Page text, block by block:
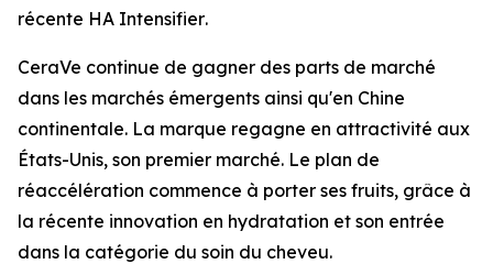
récente HA Intensifier.
CeraVe continue de gagner des parts de marché
dans les marchés émergents ainsi qu'en Chine
continentale. La marque regagne en attractivité aux
États-Unis, son premier marché. Le plan de
réaccélération commence à porter ses fruits, grâce à
la récente innovation en hydratation et son entrée
dans la catégorie du soin du cheveu.